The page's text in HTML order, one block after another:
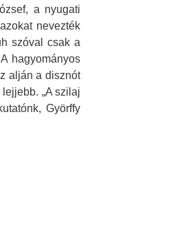
a nyugati
nevezték
szóval csak a
hagyományos
alján a disznót
„A szilaj
Györffy